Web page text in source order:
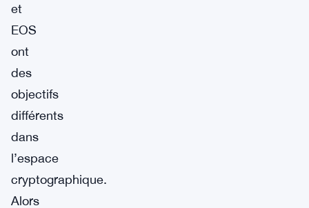
et
EOS
ont
des
objectifs
différents
dans
l’espace
cryptographique.
Alors